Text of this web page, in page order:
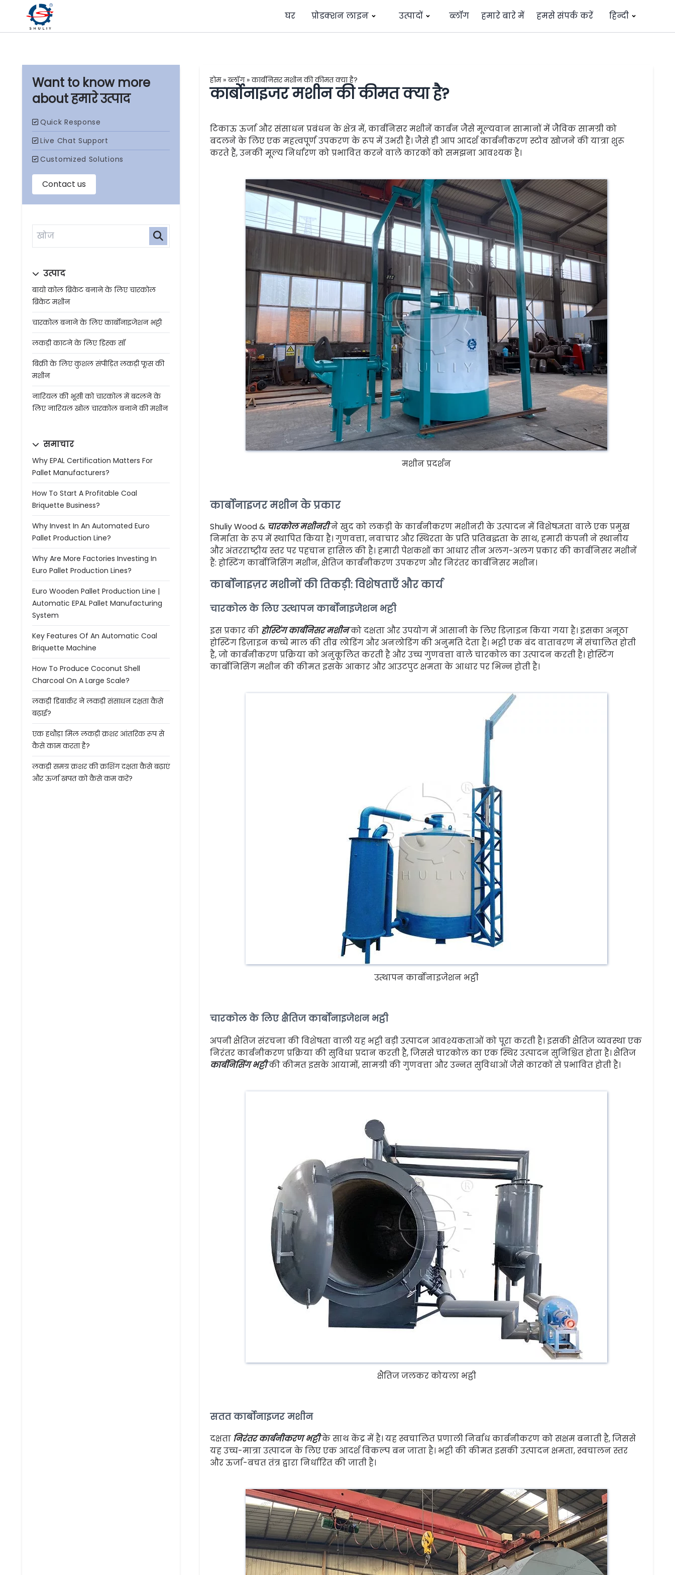
घर प्रोडक्शन लाइन उत्पादों ब्लॉग हमारे बारे में हमसे संपर्क करें हिन्दी
हमारे उत्पाद
उत्पाद
बायो कोल ब्रिकेट बनाने के लिए चारकोल
ब्रिकेट मशीन
चारकोल बनाने के लिए कार्बोनाइजेशन भट्टी
लकड़ी काटने के लिए डिस्क सॉ
बिक्री के लिए कुशल संपीड़ित लकड़ी फूस की
मशीन
नारियल की भूसी को चारकोल में बदलने के
लिए नारियल खोल चारकोल बनाने की मशीन
समाचार
Why EPAL Certification Matters For
Pallet Manufacturers?
How To Start A Profitable Coal
Briquette Business?
Why Invest In An Automated Euro
Pallet Production Line?
Why Are More Factories Investing In
Euro Pallet Production Lines?
Euro Wooden Pallet Production Line |
Automatic EPAL Pallet Manufacturing
System
Key Features Of An Automatic Coal
Briquette Machine
How To Produce Coconut Shell
Charcoal On A Large Scale?
लकड़ी डिबार्कर ने लकड़ी संसाधन दक्षता कैसे
बढ़ाई?
एक हथौड़ा मिल लकड़ी क्रशर आंतरिक रूप से
कैसे काम करता है?
लकड़ी समग्र क्रशर की क्रशिंग दक्षता कैसे बढ़ाएं
और ऊर्जा खपत को कैसे कम करें?
होम»ब्लॉग»कार्बनिसर मशीन की कीमत क्या है?
कार्बोनाइजर मशीन की कीमत क्या है?
टिकाऊ ऊर्जा और संसाधन प्रबंधन के क्षेत्र में, कार्बनिसर मशीनें कार्बन जैसे मूल्यवान सामानों में जैविक सामग्री को
बदलने के लिए एक महत्वपूर्ण उपकरण के रूप में उभरी हैं। जैसे ही आप आदर्श कार्बनीकरण स्टोव खोजने की यात्रा शुरू
करते हैं, उनकी मूल्य निर्धारण को प्रभावित करने वाले कारकों को समझना आवश्यक है।
मशीन प्रदर्शन
कार्बोनाइजर मशीन के प्रकार
Shuliy Wood & चारकोल मशीनरीने खुद को लकड़ी के कार्बनीकरण मशीनरी के उत्पादन में विशेषज्ञता वाले एक प्रमुख
निर्माता के रूप में स्थापित किया है। गुणवत्ता, नवाचार और स्थिरता के प्रति प्रतिबद्धता के साथ, हमारी कंपनी ने स्थानीय
और अंतरराष्ट्रीय स्तर पर पहचान हासिल की है। हमारी पेशकशों का आधार तीन अलग-अलग प्रकार की कार्बनिसर मशीनें
हैं: होस्टिंग कार्बोनिसिंग मशीन, क्षैतिज कार्बनीकरण उपकरण और निरंतर कार्बनिसर मशीन।
कार्बोनाइज़र मशीनों की तिकड़ी: विशेषताएँ और कार्य
चारकोल के लिए उत्थापन कार्बोनाइजेशन भट्टी
इस प्रकार की होस्टिंग कार्बनिसर मशीनको दक्षता और उपयोग में आसानी के लिए डिज़ाइन किया गया है। इसका अनूठा
होस्टिंग डिज़ाइन कच्चे माल की तीव्र लोडिंग और अनलोडिंग की अनुमति देता है। भट्टी एक बंद वातावरण में संचालित होती
है, जो कार्बनीकरण प्रक्रिया को अनुकूलित करती है और उच्च गुणवत्ता वाले चारकोल का उत्पादन करती है। होस्टिंग
कार्बोनिसिंग मशीन की कीमत इसके आकार और आउटपुट क्षमता के आधार पर भिन्न होती है।
उत्थापन कार्बोनाइजेशन भट्ठी
चारकोल के लिए क्षैतिज कार्बोनाइजेशन भट्ठी
अपनी क्षैतिज संरचना की विशेषता वाली यह भट्टी बड़ी उत्पादन आवश्यकताओं को पूरा करती है। इसकी क्षैतिज व्यवस्था एक
निरंतर कार्बनीकरण प्रक्रिया की सुविधा प्रदान करती है, जिससे चारकोल का एक स्थिर उत्पादन सुनिश्चित होता है। क्षैतिज
कार्बनिसिंग भट्टीकी कीमत इसके आयामों, सामग्री की गुणवत्ता और उन्नत सुविधाओं जैसे कारकों से प्रभावित होती है।
क्षैतिज जलकर कोयला भट्ठी
सतत कार्बोनाइजर मशीन
दक्षता निरंतर कार्बनीकरण भट्टीके साथ केंद्र में है। यह स्वचालित प्रणाली निर्बाध कार्बनीकरण को सक्षम बनाती है, जिससे
यह उच्च-मात्रा उत्पादन के लिए एक आदर्श विकल्प बन जाता है। भट्टी की कीमत इसकी उत्पादन क्षमता, स्वचालन स्तर
और ऊर्जा-बचत तंत्र द्वारा निर्धारित की जाती है।